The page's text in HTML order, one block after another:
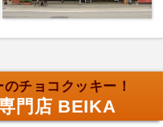
チョコクッキー！
門店 BEIKA